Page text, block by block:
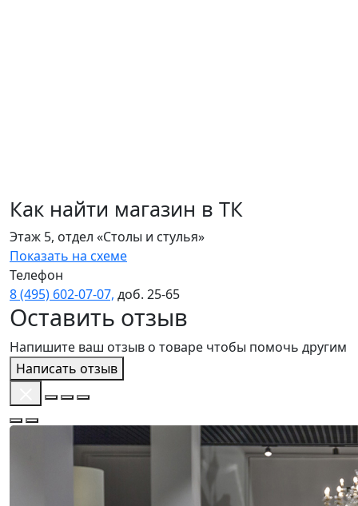
Как найти магазин в ТК
Этаж 5, отдел «Столы и стулья»
Показать на схеме
Телефон
8 (495) 602‑07‑07, доб. 25‑65
Оставить отзыв
Напишите ваш отзыв о товаре чтобы помочь другим
Написать отзыв